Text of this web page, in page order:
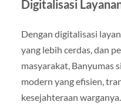
Digitalisasi
Dengan digitalisasi
yang lebih cerdas, dan
masyarakat, Banyumas
modern yang efisien,
kesejahteraan warganya.